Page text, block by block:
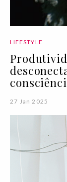
LIFESTYLE
27 Jan 2025